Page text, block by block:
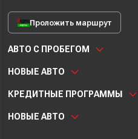
Проложить маршрут
АВТО С ПРОБЕГОМ
НОВЫЕ АВТО
КРЕДИТНЫЕ ПРОГРАММЫ
НОВЫЕ АВТО